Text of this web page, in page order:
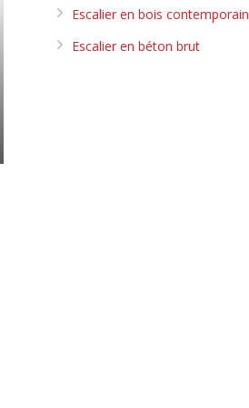
Escalier en bois contemporain
Escalier en béton brut